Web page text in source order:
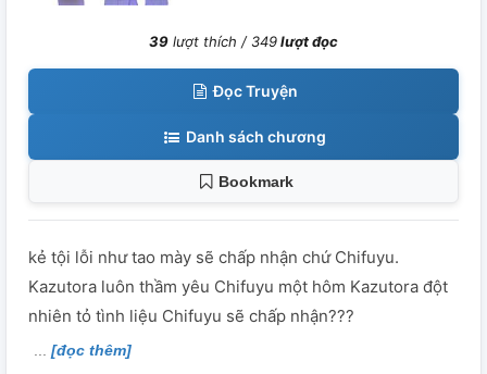
39 lượt thích /349lượt đọc
Đọc Truyện
Danh sách chương
Bookmark
kẻ tội lỗi như tao mày sẽ chấp nhận chứ Chifuyu.
Kazutora luôn thầm yêu Chifuyu một hôm Kazutora đột
nhiên tỏ tình liệu Chifuyu sẽ chấp nhận???
[đọc thêm]